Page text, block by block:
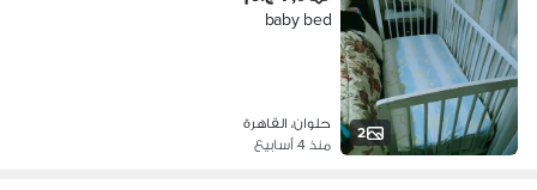
2
baby bed
حلوان، القاهرة
منذ 4 أسابيع